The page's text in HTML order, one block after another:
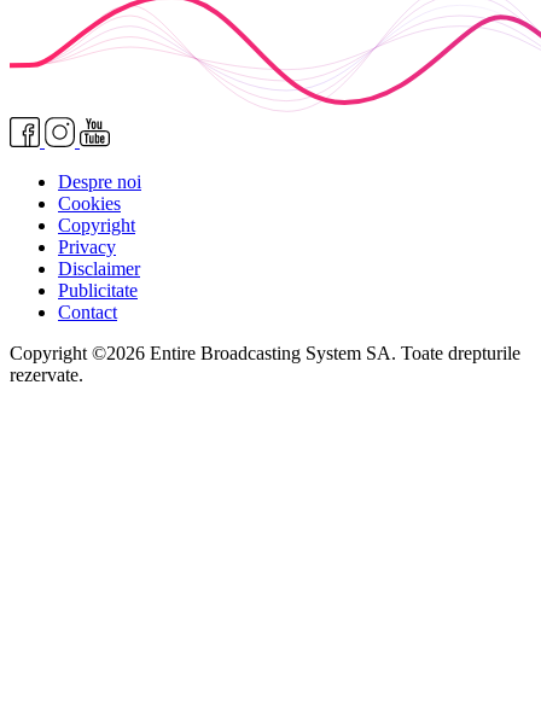
Despre noi
Cookies
Copyright
Privacy
Disclaimer
Publicitate
Contact
Copyright ©2026 Entire Broadcasting System SA. Toate drepturile
rezervate.